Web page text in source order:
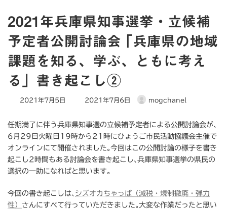
2021年兵庫県知事選挙・立候補
予定者公開討論会 ｢兵庫県の地域
課題を知る、学ぶ、ともに考え
る」書き起こし②
2021年7月5日
最
新
日
時
:
2021年7月6日 mogchanel
任期満了に伴う兵庫県知事選の立候補予定者による公開討論会が､
6月29日火曜日19時から21時にひょうご市民活動協議会主催で
オンラインにて開催されました｡今回はこの公開討論の様子を書き
起こし2時間もある討論会を書き起こし､兵庫県知事選挙の県民の
選択の一助になればと思います｡
今回の書き起こしは､ シズオカちゃっぱ（減税・規制撤廃・弾力
性） さんにすべて行っていただきました｡大変な作業だったと思い